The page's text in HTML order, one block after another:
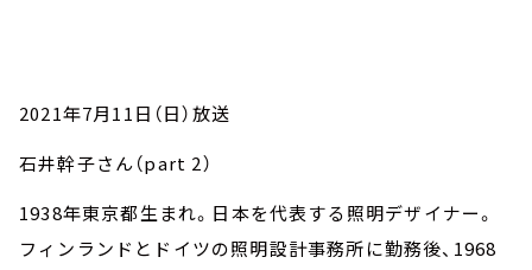
お知らせ
YouTube
2021年7月11日（日）放送
石井幹子さん（part 2）
1938年東京都生まれ。日本を代表する照明デザイナー。
フィンランドとドイツの照明設計事務所に勤務後、1968